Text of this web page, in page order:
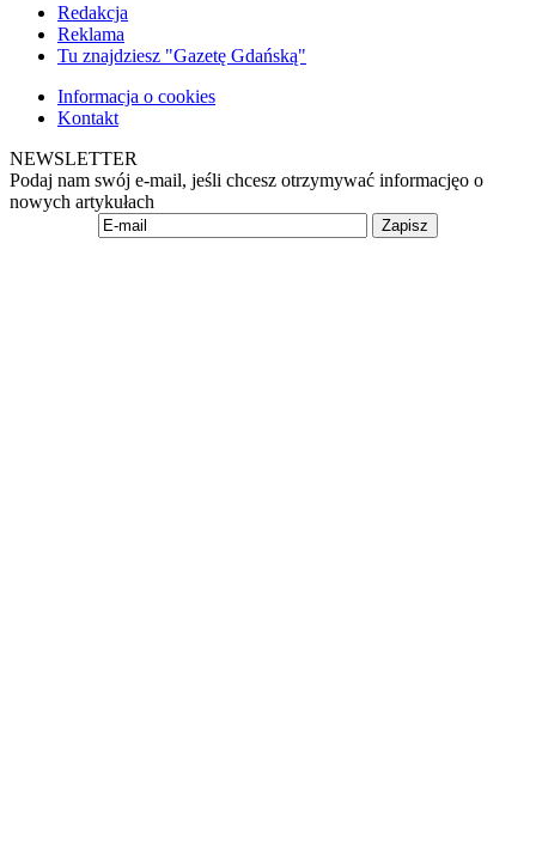
Redakcja
Reklama
Tu znajdziesz "Gazetę Gdańską"
Informacja o cookies
Kontakt
NEWSLETTER
Podaj nam swój e-mail, jeśli chcesz otrzymywać informacjęo o
nowych artykułach
Zapisz